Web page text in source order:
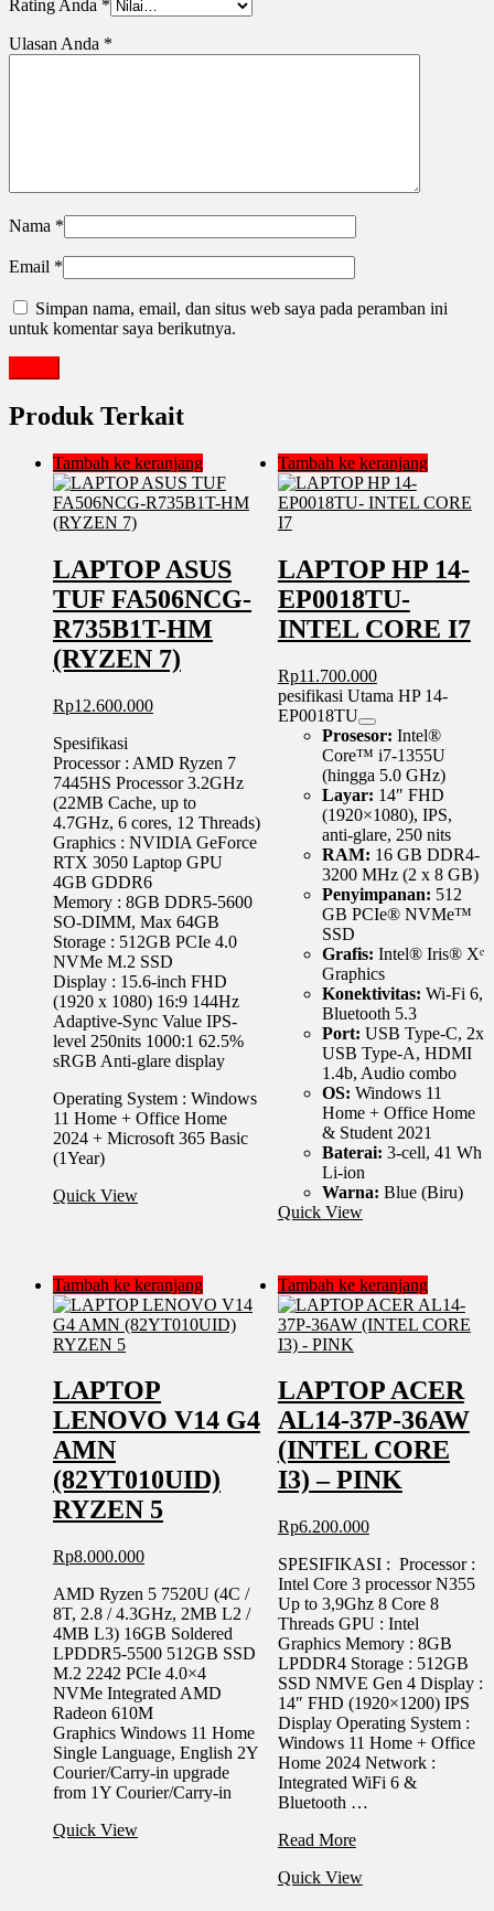
Rating Anda *
Ulasan Anda *
Nama *
Email *
Simpan nama, email, dan situs web saya pada peramban ini
untuk komentar saya berikutnya.
Produk Terkait
Tambah ke keranjang
LAPTOP ASUS
TUF FA506NCG-
R735B1T-HM
(RYZEN 7)
Rp12.600.000
Spesifikasi
Processor : AMD Ryzen 7
7445HS Processor 3.2GHz
(22MB Cache, up to
4.7GHz, 6 cores, 12 Threads)
Graphics : NVIDIA GeForce
RTX 3050 Laptop GPU
4GB GDDR6
Memory : 8GB DDR5-5600
SO-DIMM, Max 64GB
Storage : 512GB PCIe 4.0
NVMe M.2 SSD
Display : 15.6-inch FHD
(1920 x 1080) 16:9 144Hz
Adaptive-Sync Value IPS-
level 250nits 1000:1 62.5%
sRGB Anti-glare display
Operating System : Windows
11 Home + Office Home
2024 + Microsoft 365 Basic
(1Year)
Quick View
Tambah ke keranjang
LAPTOP HP 14-
EP0018TU-
INTEL CORE I7
Rp11.700.000
pesifikasi Utama HP 14-
EP0018TU
Prosesor: Intel®
Core™ i7-1355U
(hingga 5.0 GHz)
Layar: 14″ FHD
(1920×1080), IPS,
anti-glare, 250 nits
RAM: 16 GB DDR4-
3200 MHz (2 x 8 GB)
Penyimpanan: 512
GB PCIe® NVMe™
SSD
Grafis: Intel® Iris® Xᵉ
Graphics
Konektivitas: Wi-Fi 6,
Bluetooth 5.3
Port: USB Type-C, 2x
USB Type-A, HDMI
1.4b, Audio combo
OS: Windows 11
Home + Office Home
& Student 2021
Baterai: 3-cell, 41 Wh
Li-ion
Warna: Blue (Biru)
Quick View
Tambah ke keranjang
LAPTOP
LENOVO V14 G4
AMN
(82YT010UID)
RYZEN 5
Rp8.000.000
AMD Ryzen 5 7520U (4C /
8T, 2.8 / 4.3GHz, 2MB L2 /
4MB L3) 16GB Soldered
LPDDR5-5500 512GB SSD
M.2 2242 PCIe 4.0×4
NVMe Integrated AMD
Radeon 610M
Graphics Windows 11 Home
Single Language, English 2Y
Courier/Carry-in upgrade
from 1Y Courier/Carry-in
Quick View
Tambah ke keranjang
LAPTOP ACER
AL14-37P-36AW
(INTEL CORE
I3) – PINK
Rp6.200.000
SPESIFIKASI : Processor :
Intel Core 3 processor N355
Up to 3,9Ghz 8 Core 8
Threads GPU : Intel
Graphics Memory : 8GB
LPDDR4 Storage : 512GB
SSD NMVE Gen 4 Display :
14″ FHD (1920×1200) IPS
Display Operating System :
Windows 11 Home + Office
Home 2024 Network :
Integrated WiFi 6 &
Bluetooth …
LAPTOP
AL14-
Read More
Quick View